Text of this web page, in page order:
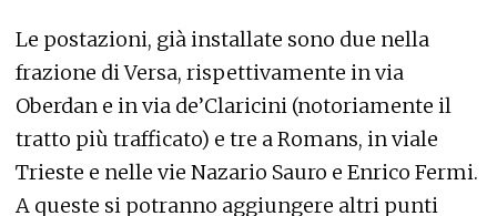
Le postazioni, già installate sono due nella
frazione di Versa, rispettivamente in via
Oberdan e in via de’Claricini (notoriamente il
tratto più trafficato) e tre a Romans, in viale
Trieste e nelle vie Nazario Sauro e Enrico Fermi.
A queste si potranno aggiungere altri punti